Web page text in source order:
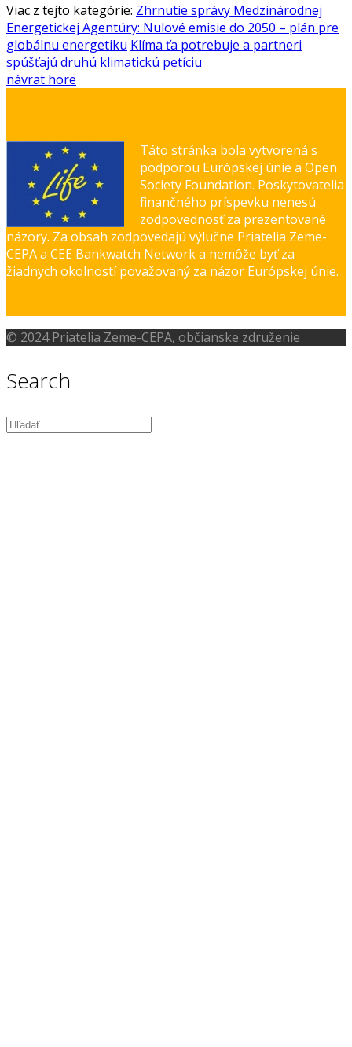
Viac z tejto kategórie: Zhrnutie správy Medzinárodnej
Energetickej Agentúry: Nulové emisie do 2050 – plán pre
globálnu energetiku Klíma ťa potrebuje a partneri
spúšťajú druhú klimatickú petíciu
návrat hore
Táto stránka bola vytvorená s
podporou Európskej únie a Open
Society Foundation. Poskytovatelia
finančného príspevku nenesú
zodpovednosť za prezentované
názory. Za obsah zodpovedajú výlučne Priatelia Zeme-
CEPA a CEE Bankwatch Network a nemôže byť za
žiadnych okolností považovaný za názor Európskej únie.
© 2024 Priatelia Zeme-CEPA, občianske združenie
Search